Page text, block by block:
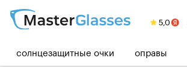
солнцезащитные очки оправы